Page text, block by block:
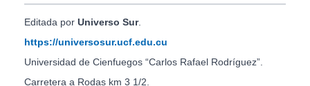
Editada por Universo Sur.
https://universosur.ucf.edu.cu
Universidad de Cienfuegos “Carlos Rafael Rodríguez”.
Carretera a Rodas km 3 1/2.